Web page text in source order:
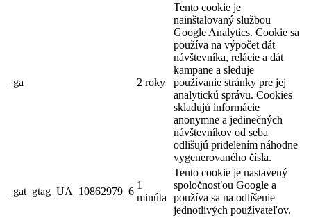
_ga 2 roky
Tento cookie je
nainštalovaný službou
Google Analytics. Cookie sa
používa na výpočet dát
návštevníka, relácie a dát
kampane a sleduje
používanie stránky pre jej
analytickú správu. Cookies
skladujú informácie
anonymne a jedinečných
návštevníkov od seba
odlišujú pridelením náhodne
vygenerovaného čísla.
_gat_gtag_UA_10862979_6
1
minúta
Tento cookie je nastavený
spoločnosťou Google a
používa sa na odlíšenie
jednotlivých používateľov.